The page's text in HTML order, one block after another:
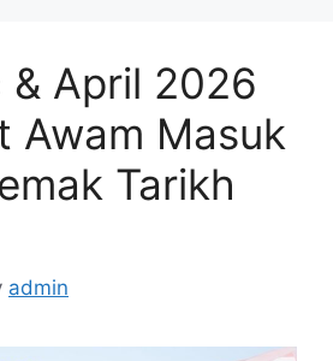
& April 2026
Awam Masuk
Tarikh
admin